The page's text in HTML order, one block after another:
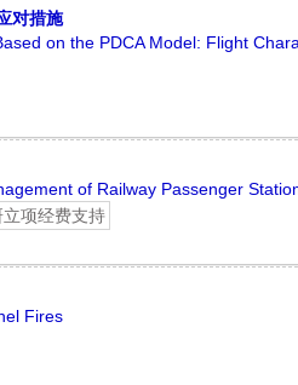
对措施
on the PDCA Model: Flight
of Railway Passenger
立项经费支持
Fires